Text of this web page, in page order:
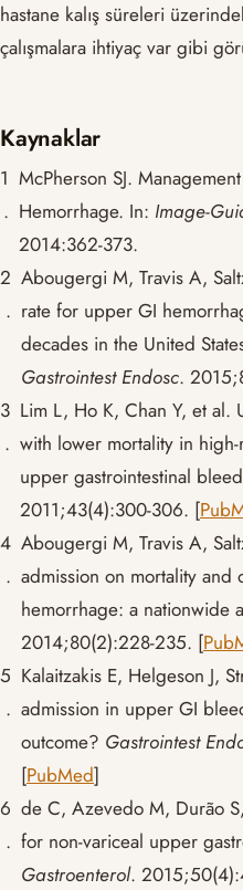
hastane kalış süreleri
çalışmalara ihtiyaç var gibi
Kaynaklar
1
.
McPherson SJ.
Hemorrhage. In: Image-
2014:362-373.
2
.
Abougergi M, Travis A,
rate for upper GI
decades in the United
Gastrointest Endosc.
3
.
Lim L, Ho K, Chan Y, et al.
with lower mortality in
upper gastrointestinal
2011;43(4):300-306. [
4
.
Abougergi M, Travis A,
admission on mortality
hemorrhage: a nationwide
2014;80(2):228-235. [
5
.
Kalaitzakis E, Helgeson J,
admission in upper GI
outcome? Gastrointest
[PubMed]
6
.
de C, Azevedo M, Durão
for non-variceal upper
Gastroenterol.